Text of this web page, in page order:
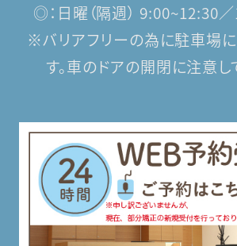
◎：日曜（隔週） 9:00~12:30
※バリアフリーの為に駐車場
す。車のドアの開閉に注意し